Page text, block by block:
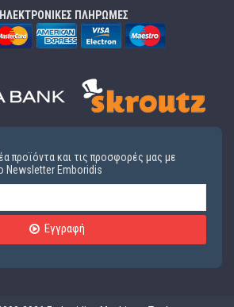
ΗΛΕΚΤΡΟΝΙΚΕΣ ΠΛΗΡΩΜΕΣ
προϊόντα και τις προσφορές μας με
Newsletter Emboridis
Εγγραφή